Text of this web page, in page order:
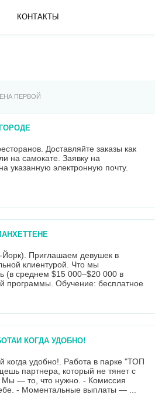
КОНТАКТЫ
ПЕРВОЙ
Доставляйте заказы как
на самокате. Заявку на
указанную электронную почту.
Приглашаем девушек в
клиентурой. Что мы
(в среднем $15 000–$20 000 в
программы. Обучение: бесплатное
КОГДА УДОБНО!
когда удобно!. Работа в парке "ТОП
партнера, который не тянет с
Мы — то, что нужно. - Комиссия
- Моментальные выплаты — ...